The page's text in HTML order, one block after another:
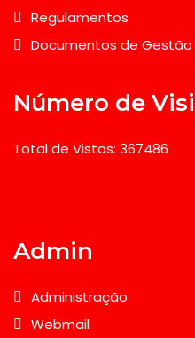
Regulamentos
Documentos de Gestão
Número de
Total de Vistas: 367486
Admin
Administração
Webmail